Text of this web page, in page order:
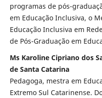
programas de pós-
em Educação Inclusiva, o
Educação Inclusiva em
de Pós-Graduação em
Ms Karoline Cipriano dos
de Santa Catarina
Pedagoga, mestra em
Extremo Sul Catarinense.